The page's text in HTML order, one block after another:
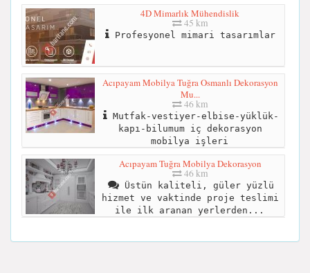
4D Mimarlık Mühendislik
45 km
Profesyonel mimari tasarımlar
Acıpayam Mobilya Tuğra Osmanlı Dekorasyon
Mu...
46 km
Mutfak-vestiyer-elbise-yüklük-
kapı-bilumum iç dekorasyon
mobilya işleri
Acıpayam Tuğra Mobilya Dekorasyon
46 km
Üstün kaliteli, güler yüzlü
hizmet ve vaktinde proje teslimi
ile ilk aranan yerlerden...